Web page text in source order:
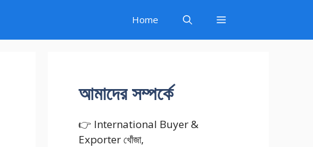
Home
আমাদের সম্পর্কে
👉 International Buyer &
Exporter খোঁজা,